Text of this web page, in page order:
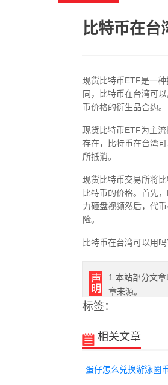
比特币在台
现货比特币ETF是一
同，比特币在台湾可
币价格的衍生品合约。
现货比特币ETF为主
存在，比特币在台湾
所抵消。
现货比特币交易所将
比特币的价格。首先
力砸盘视频然后，代
险。
比特币在台湾可以用
1.本站部分文
章来源。
标签：
相关文章
蛋仔怎么兑换游泳圈